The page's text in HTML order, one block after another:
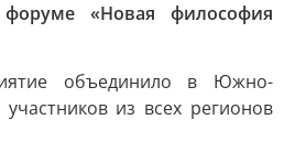
«Новая философия
объединило в Южно-
из всех регионов